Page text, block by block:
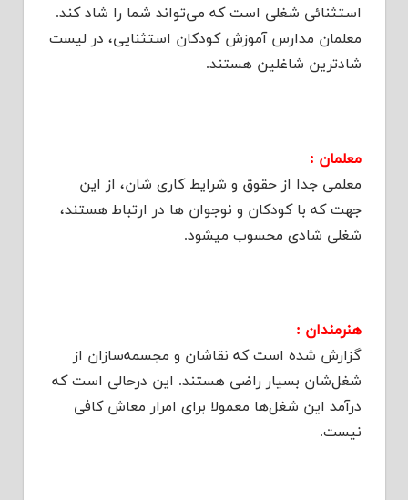
استثنائی شغلی است که می‌تواند شما را شاد کند.
معلمان مدارس آموزش کودکان استثنایی، در لیست
شادترین شاغلین هستند.
معلمان :
معلمی جدا از حقوق و شرایط کاری شان، از این
جهت که با کودکان و نوجوان ها در ارتباط هستند،
شغلی شادی محسوب میشود.
هنرمندان :
گزارش شده است که نقاشان و مجسمه‌سازان از
شغل‌شان بسیار راضی هستند. این درحالی است که
درآمد این شغل‌ها معمولا برای امرار معاش کافی
نیست.